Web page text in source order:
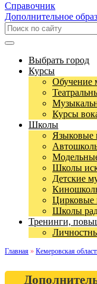
Справочник
Дополнительное
Выбрать город
Курсы
Обучение
Курсы
Школы
Языковые
Школы
Детские
Цирковые
Школы
Тренинги,
Главная » Кемеровская